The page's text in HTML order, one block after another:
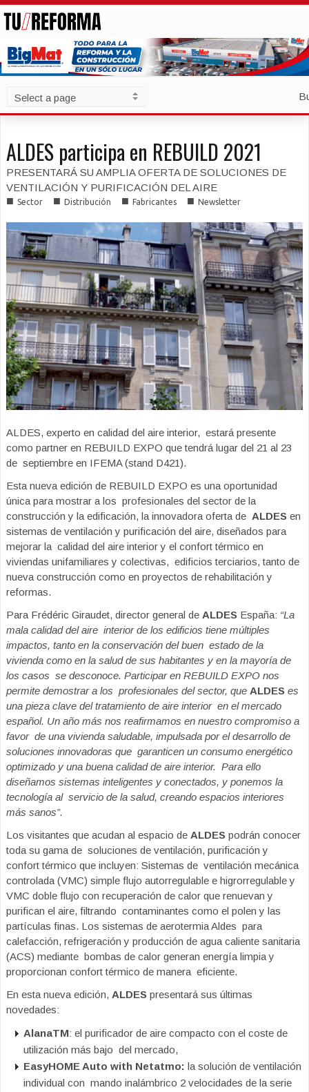
ALDES participa en REBUILD 2021
PRESENTARÁ SU AMPLIA OFERTA DE SOLUCIONES DE
VENTILACIÓN Y PURIFICACIÓN DEL AIRE
■ Sector ■ Distribución ■ Fabricantes ■ Newsletter
ALDES, experto en calidad del aire interior, estará presente
como partner en REBUILD EXPO que tendrá lugar del 21 al 23
de septiembre en IFEMA (stand D421).
Esta nueva edición de REBUILD EXPO es una oportunidad
única para mostrar a los profesionales del sector de la
construcción y la edificación, la innovadora oferta de ALDES en
sistemas de ventilación y purificación del aire, diseñados para
mejorar la calidad del aire interior y el confort térmico en
viviendas unifamiliares y colectivas, edificios terciarios, tanto de
nueva construcción como en proyectos de rehabilitación y
reformas.
Para Frédéric Giraudet, director general de ALDES España: “La
mala calidad del aire interior de los edificios tiene múltiples
impactos, tanto en la conservación del buen estado de la
vivienda como en la salud de sus habitantes y en la mayoría de
los casos se desconoce. Participar en REBUILD EXPO nos
permite demostrar a los profesionales del sector, que ALDES es
una pieza clave del tratamiento de aire interior en el mercado
español. Un año más nos reafirmamos en nuestro compromiso a
favor de una vivienda saludable, impulsada por el desarrollo de
soluciones innovadoras que garanticen un consumo energético
optimizado y una buena calidad de aire interior. Para ello
diseñamos sistemas inteligentes y conectados, y ponemos la
tecnología al servicio de la salud, creando espacios interiores
más sanos”.
Los visitantes que acudan al espacio de ALDES podrán conocer
toda su gama de soluciones de ventilación, purificación y
confort térmico que incluyen: Sistemas de ventilación mecánica
controlada (VMC) simple flujo autorregulable e higrorregulable y
VMC doble flujo con recuperación de calor que renuevan y
purifican el aire, filtrando contaminantes como el polen y las
partículas finas. Los sistemas de aerotermia Aldes para
calefacción, refrigeración y producción de agua caliente sanitaria
(ACS) mediante bombas de calor generan energía limpia y
proporcionan confort térmico de manera eficiente.
En esta nueva edición, ALDES presentará sus últimas
novedades:
AlanaTM: el purificador de aire compacto con el coste de
utilización más bajo del mercado,
EasyHOME Auto with Netatmo: la solución de ventilación
individual con mando inalámbrico 2 velocidades de la serie